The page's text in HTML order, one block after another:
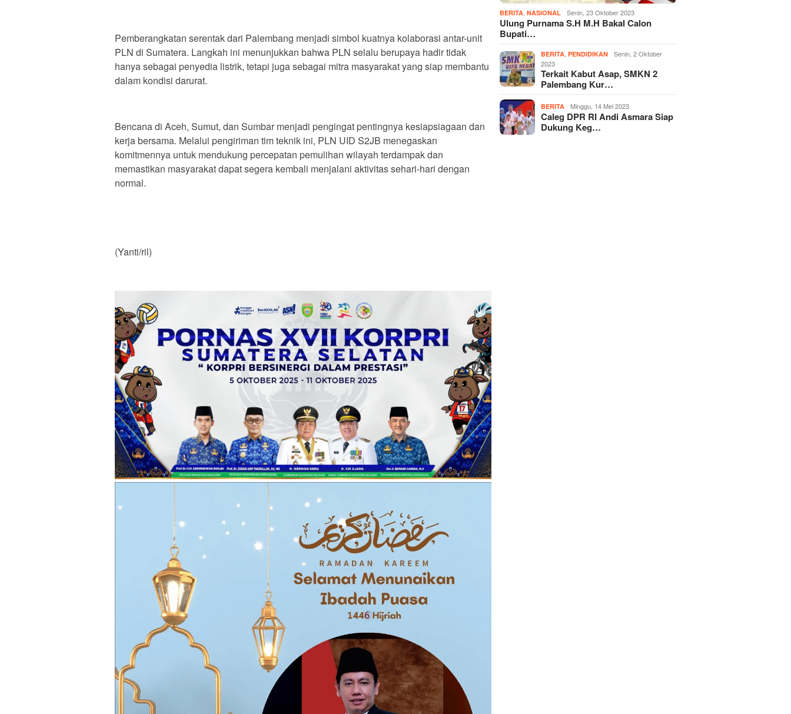
Pemberangkatan serentak dari Palembang menjadi simbol kuatnya kolaborasi antar-unit
PLN di Sumatera. Langkah ini menunjukkan bahwa PLN selalu berupaya hadir tidak
hanya sebagai penyedia listrik, tetapi juga sebagai mitra masyarakat yang siap membantu
dalam kondisi darurat.
Bencana di Aceh, Sumut, dan Sumbar menjadi pengingat pentingnya kesiapsiagaan dan
kerja bersama. Melalui pengiriman tim teknik ini, PLN UID S2JB menegaskan
komitmennya untuk mendukung percepatan pemulihan wilayah terdampak dan
memastikan masyarakat dapat segera kembali menjalani aktivitas sehari-hari dengan
normal.
(Yanti/ril)
BERITA,NASIONAL Senin, 23 Oktober 2023
Ulung Purnama S.H M.H Bakal Calon
Bupati…
BERITA,PENDIDIKAN
Senin, 2 Oktober
2023
Terkait Kabut Asap, SMKN 2
Palembang Kur…
BERITA Minggu, 14 Mei 2023
Caleg DPR RI Andi Asmara Siap
Dukung Keg…